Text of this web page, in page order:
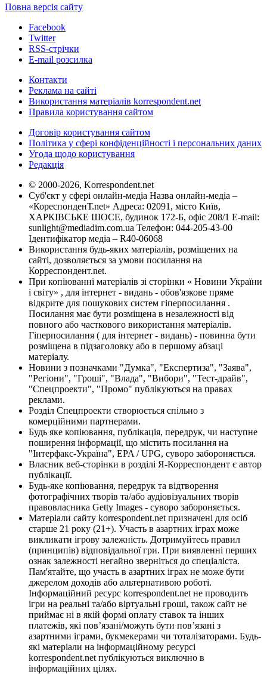
Повна версія сайту
Facebook
Twitter
RSS-стрічки
E-mail розсилка
Контакти
Реклама на сайті
Використання матеріалів korrespondent.net
Правила користування сайтом
Договір користування сайтом
Політика у сфері конфіденційності і персональних даних
Угода щодо користування
Редакція
© 2000-2026, Korrespondent.net
Суб'єкт у сфері онлайн-медіа Назва онлайн-медіа –
«КореспонденТ.net» Адреса: 02091, місто Київ,
ХАРКІВСЬКЕ ШОСЕ, будинок 172-Б, офіс 208/1 E-mail:
sunlight@mediadim.com.ua Телефон: 044-205-43-00
Ідентифікатор медіа – R40-06068
Використання будь-яких матеріалів, розміщених на
сайті, дозволяється за умови посилання на
Корреспондент.net.
При копіюванні матеріалів зі сторінки « Новини України
і світу» , для інтернет - видань - обов'язкове пряме
відкрите для пошукових систем гіперпосилання .
Посилання має бути розміщена в незалежності від
повного або часткового використання матеріалів.
Гіперпосилання ( для інтернет - видань) - повинна бути
розміщена в підзаголовку або в першому абзаці
матеріалу.
Новини з позначками "Думка", "Експертиза", "Заява",
"Регіони", "Гроші", "Влада", "Вибори", "Тест-драйв",
"Спецпроекти", "Промо" публікуються на правах
реклами.
Розділ Спецпроекти створюється спільно з
комерційними партнерами.
Будь яке копіювання, публікація, передрук, чи наступне
поширення інформації, що містить посилання на
"Інтерфакс-Україна", EPA / UPG, суворо забороняється.
Власник веб-сторінки в розділі Я-Корреспондент є автор
публікації.
Будь-яке копіювання, передрук та відтворення
фотографічних творів та/або аудіовізуальних творів
правовласника Getty Images - суворо забороняється.
Матеріали сайту korrespondent.net призначені для осіб
старше 21 року (21+). Участь в азартних іграх може
викликати ігрову залежність. Дотримуйтесь правил
(принципів) відповідальної гри. При виявленні перших
ознак залежності негайно зверніться до спеціаліста.
Пам'ятайте, що участь в азартних іграх не може бути
джерелом доходів або альтернативою роботі.
Інформаційний ресурс korrespondent.net не проводить
ігри на реальні та/або віртуальні гроші, також сайт не
приймає ні в якій формі оплату ставок та інших
платежів, які пов’язані/можуть бути пов’язані з
азартними іграми, букмекерами чи тоталізаторами. Будь-
які матеріали на інформаційному ресурсі
korrespondent.net публікуються виключно в
інформаційних цілях.